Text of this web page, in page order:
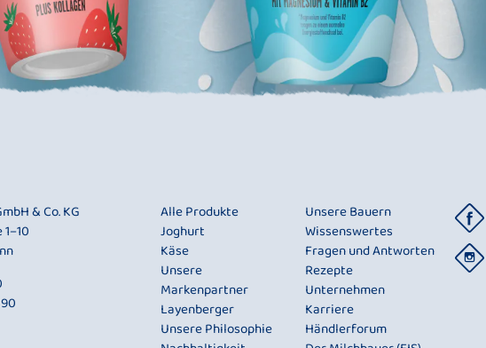
& Co. KG
Alle Produkte
Joghurt
Käse
Unsere
Markenpartner
Layenberger
Unsere Philosophie
Unsere Bauern
Wissenswertes
Fragen und Antworten
Rezepte
Unternehmen
Karriere
Händlerforum